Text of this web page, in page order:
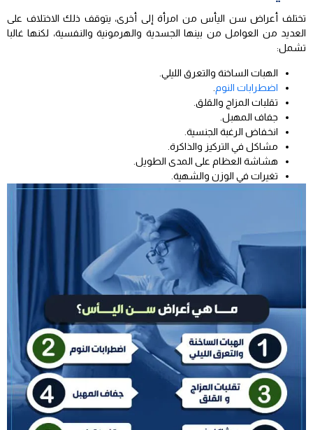
تختلف أعراض سن اليأس من امرأة إلى أخرى، يتوقف ذلك الاختلاف على
العديد من العوامل من بينها الجسدية والهرمونية والنفسية، لكنها غالبا
تشمل:
الهبات الساخنة والتعرق الليلي.
اضطرابات النوم
تقلبات المزاج والقلق.
جفاف المهبل.
انخفاض الرغبة الجنسية.
مشاكل في التركيز والذاكرة.
هشاشة العظام على المدى الطويل.
تغيرات في الوزن والشهية.